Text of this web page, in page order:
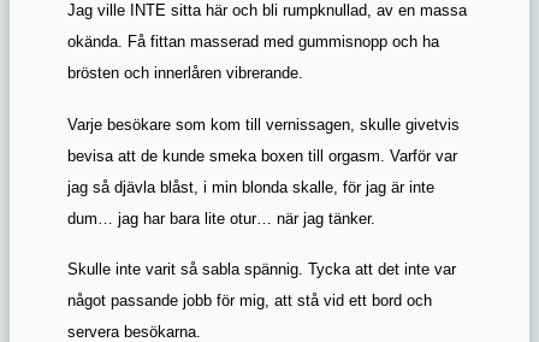
Jag ville INTE sitta här och bli rumpknullad, av en massa
okända. Få fittan masserad med gummisnopp och ha
brösten och innerlåren vibrerande.
Varje besökare som kom till vernissagen, skulle givetvis
bevisa att de kunde smeka boxen till orgasm. Varför var
jag så djävla blåst, i min blonda skalle, för jag är inte
dum… jag har bara lite otur… när jag tänker.
Skulle inte varit så sabla spännig. Tycka att det inte var
något passande jobb för mig, att stå vid ett bord och
servera besökarna.